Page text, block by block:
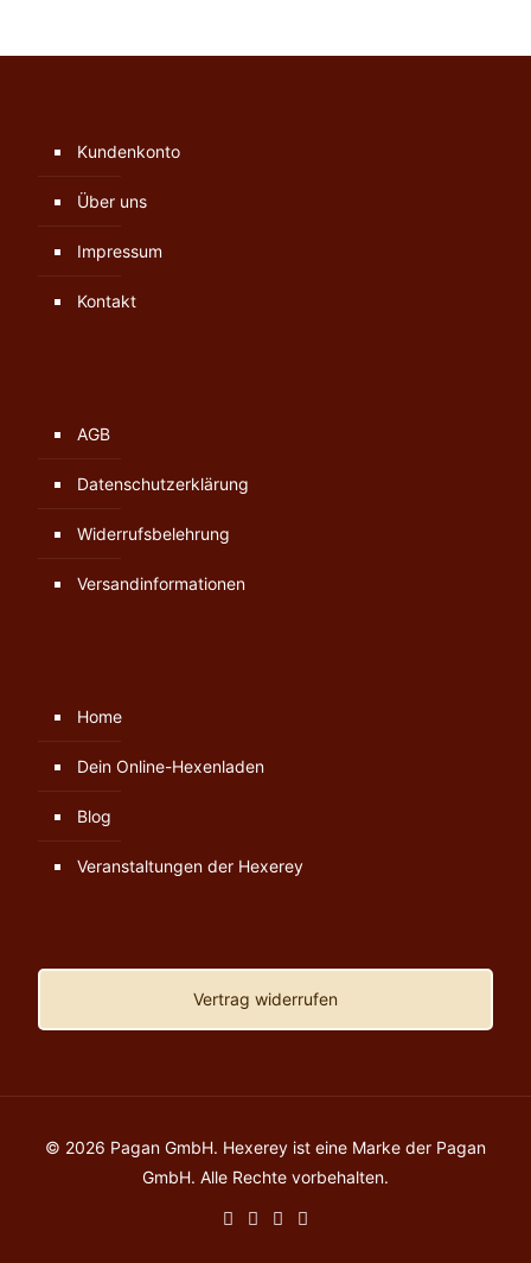
Kundenkonto
Über uns
Impressum
Kontakt
AGB
Datenschutzerklärung
Widerrufsbelehrung
Versandinformationen
Home
Dein Online-Hexenladen
Blog
Veranstaltungen der Hexerey
Vertrag widerrufen
© 2026 Pagan GmbH. Hexerey ist eine Marke der Pagan
GmbH. Alle Rechte vorbehalten.